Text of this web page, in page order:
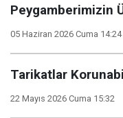
Peygamberimizin
05 Haziran 2026 Cuma 14:24
Tarikatlar
22 Mayıs 2026 Cuma 15:32